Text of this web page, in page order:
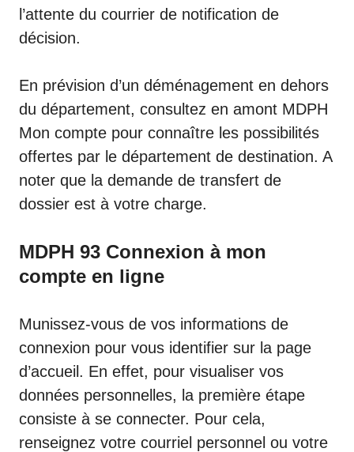
l’attente du courrier de notification de
décision.
En prévision d’un déménagement en dehors
du département, consultez en amont MDPH
Mon compte pour connaître les possibilités
offertes par le département de destination. A
noter que la demande de transfert de
dossier est à votre charge.
MDPH 93 Connexion à mon
compte en ligne
Munissez-vous de vos informations de
connexion pour vous identifier sur la page
d’accueil. En effet, pour visualiser vos
données personnelles, la première étape
consiste à se connecter. Pour cela,
renseignez votre courriel personnel ou votre